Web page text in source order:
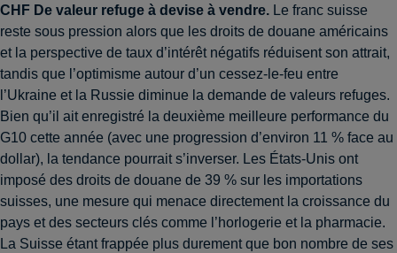
CHF De valeur refuge à devise à vendre. Le franc suisse
reste sous pression alors que les droits de douane américains
et la perspective de taux d’intérêt négatifs réduisent son attrait,
tandis que l’optimisme autour d’un cessez-le-feu entre
l’Ukraine et la Russie diminue la demande de valeurs refuges.
Bien qu’il ait enregistré la deuxième meilleure performance du
G10 cette année (avec une progression d’environ 11 % face au
dollar), la tendance pourrait s’inverser. Les États-Unis ont
imposé des droits de douane de 39 % sur les importations
suisses, une mesure qui menace directement la croissance du
pays et des secteurs clés comme l’horlogerie et la pharmacie.
La Suisse étant frappée plus durement que bon nombre de ses